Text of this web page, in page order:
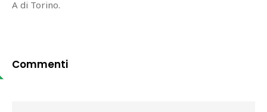
A di Torino.
Commenti